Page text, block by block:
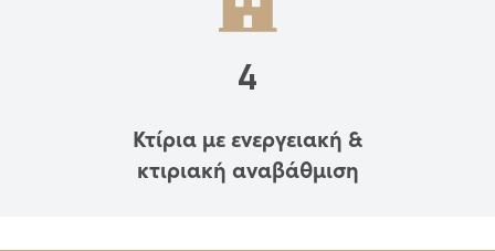
4
Κτίρια με ενεργειακή &
κτιριακή αναβάθμιση